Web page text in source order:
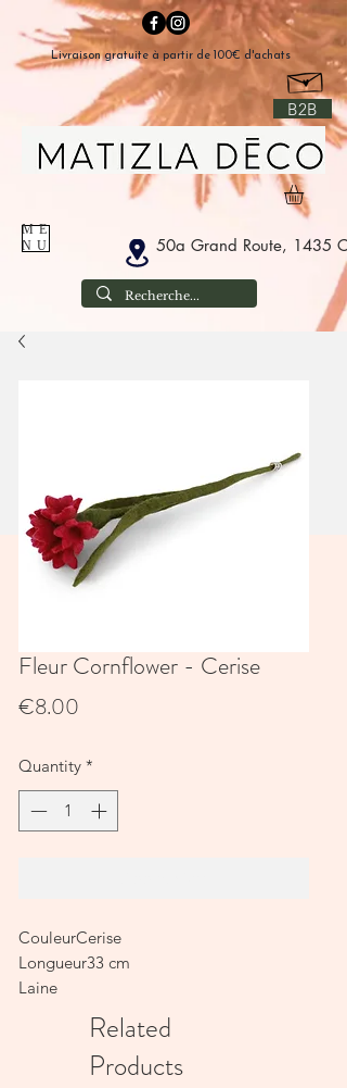
B2B
50a Grand Route, 1435
ME
NU
Livraison gratuite à partir de 100€ d'achats
Fleur Cornflower - Cerise
€8.00
Quantity *
CouleurCerise
Longueur33 cm
Laine
Related
Products